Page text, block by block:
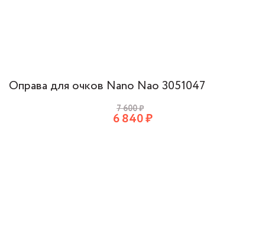
Оправа для очков Nano Nao 3051047
7 600₽
6 840₽